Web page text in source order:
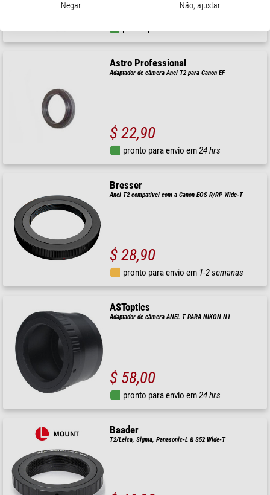
pronto para envio em24 hrs
Astro Professional
Adaptador de câmera Anel T2 para Canon EF
$ 22,90
pronto para envio em24 hrs
Bresser
Anel T2 compatível com a Canon EOS R/RP Wide-T
$ 28,90
pronto para envio em 1-2 semanas
ASToptics
Adaptador de câmera ANEL T PARA NIKON N1
$ 58,00
pronto para envio em24 hrs
Baader
T2/Leica, Sigma, Panasonic-L & S52 Wide-T
Negar Não, ajustar